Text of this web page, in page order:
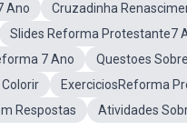
Ano
Cruzadinha
Slides Reforma Protestante7
7 Ano
Questoes
ExerciciosReforma
Respostas
Atividades